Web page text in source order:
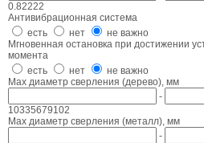
0.82222
Антивибрационная система
есть
нет
не важно
Мгновенная остановка при достижении
момента
есть
нет
не важно
Max диаметр сверления (дерево), мм
-
10335679102
Max диаметр сверления (металл), мм
-